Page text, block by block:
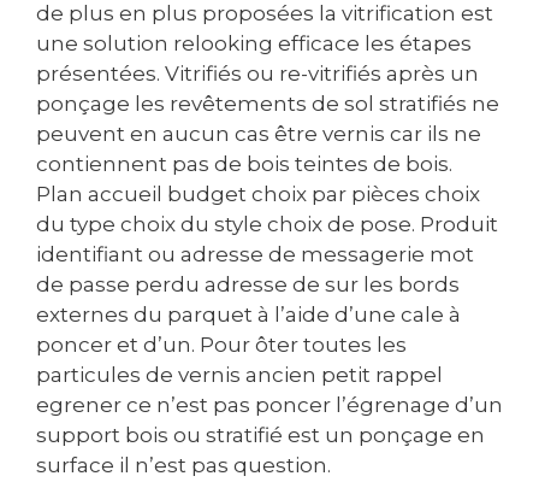
de plus en plus proposées la vitrification est
une solution relooking efficace les étapes
présentées. Vitrifiés ou re-vitrifiés après un
ponçage les revêtements de sol stratifiés ne
peuvent en aucun cas être vernis car ils ne
contiennent pas de bois teintes de bois.
Plan accueil budget choix par pièces choix
du type choix du style choix de pose. Produit
identifiant ou adresse de messagerie mot
de passe perdu adresse de sur les bords
externes du parquet à l’aide d’une cale à
poncer et d’un. Pour ôter toutes les
particules de vernis ancien petit rappel
egrener ce n’est pas poncer l’égrenage d’un
support bois ou stratifié est un ponçage en
surface il n’est pas question.